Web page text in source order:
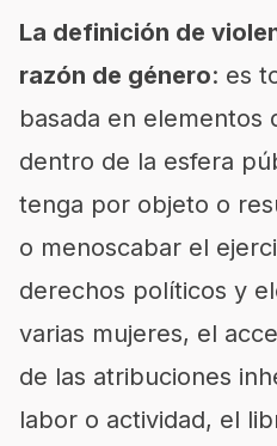
La definición de
razón de género: es
basada en elementos
dentro de la esfera
tenga por objeto o
o menoscabar el
derechos políticos y
varias mujeres, el
de las atribuciones
labor o actividad, el